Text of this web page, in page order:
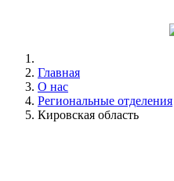
Главная
О нас
Региональные отделения
Кировская область